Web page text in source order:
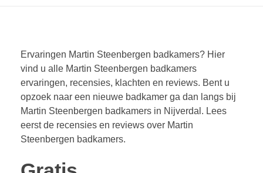
CONTACT
Ervaringen Martin Steenbergen badkamers? Hier
vind u alle Martin Steenbergen badkamers
ervaringen, recensies, klachten en reviews. Bent u
opzoek naar een nieuwe badkamer ga dan langs bij
Martin Steenbergen badkamers in Nijverdal. Lees
eerst de recensies en reviews over Martin
Steenbergen badkamers.